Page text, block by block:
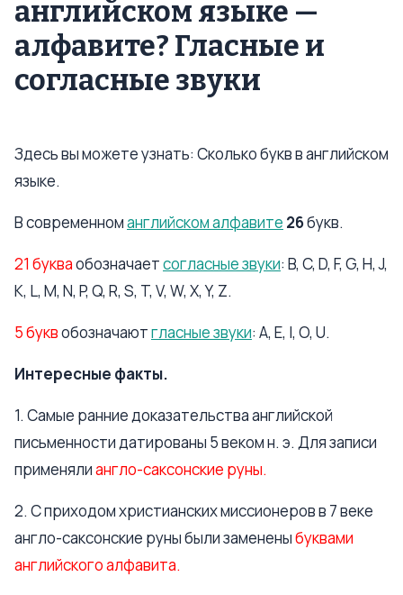
английском языке —
алфавите? Гласные и
согласные звуки
Здесь вы можете узнать: Сколько букв в английском
языке.
В современноманглийском алфавите 26букв.
21 букваобозначаетсогласные звуки: B, C, D, F, G, H, J,
K, L, M, N, P, Q, R, S, T, V, W, X, Y, Z.
5 буквобозначаютгласные звуки: A, E, I, O, U.
Интересные факты.
1. Самые ранние доказательства английской
письменности датированы 5 веком н. э. Для записи
применялиангло-саксонские руны.
2. С приходом христианских миссионеров в 7 веке
англо-саксонские руны были замененыбуквами
английского алфавита.